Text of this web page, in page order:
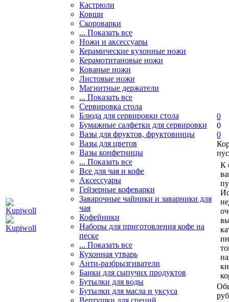
Кастрюли
Ковши
Скороварки
... Показать все
Ножи и аксессуары
Керамические кухонные ножи
Керамотитановые ножи
Кованые ножи
Листовые ножи
Магнитные держатели
... Показать все
Сервировка стола
Блюда для сервировки стола
Бумажные салфетки для сервировки
Вазы для фруктов, фруктовницы
Вазы для цветов
Вазы конфетницы
... Показать все
Все для чая и кофе
Аксессуары
Гейзерные кофеварки
Заварочные чайники и заварники для
чая
Кофейники
Наборы для приготовления кофе на
песке
... Показать все
Кухонная утварь
Анти-разбрызгиватели
Банки для сыпучих продуктов
Бутылки для воды
Бутылки для масла и уксуса
Вертушки для специй
0
0
0
К